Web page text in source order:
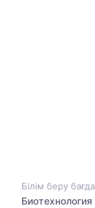
Білім беру